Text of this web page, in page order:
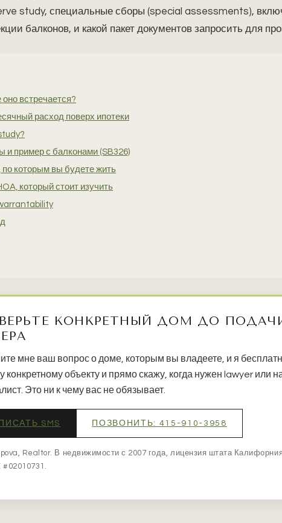
study, специальные сборы (special assessments),
балконов, и какой пакет документов запросить для
оно встречается?
расход поверх ипотеки
пример с балконами (SB326)
по которым вы будете жить
который стоит изучить
КОНКРЕТНЫЙ ДОМ ДО
мне ваш вопрос о доме, которым вы владеете, и я
конкретному объекту и прямо скажу, когда нужен lawyer или
Это ни к чему вас не обязывает.
SMS ПОЗВОНИТЬ: 415-910-3958
Realtor. В недвижимости с 2007 года, лицензия штата
#02010731.